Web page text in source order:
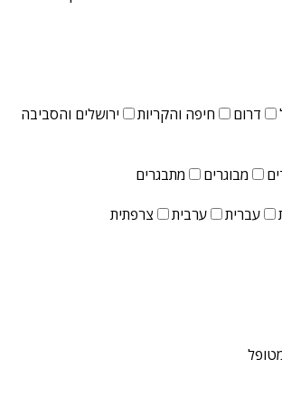
דרום חיפה והקריות ירושלים והסביבה
מבוגרים
מתבגרים
עברית ערבית צרפתית